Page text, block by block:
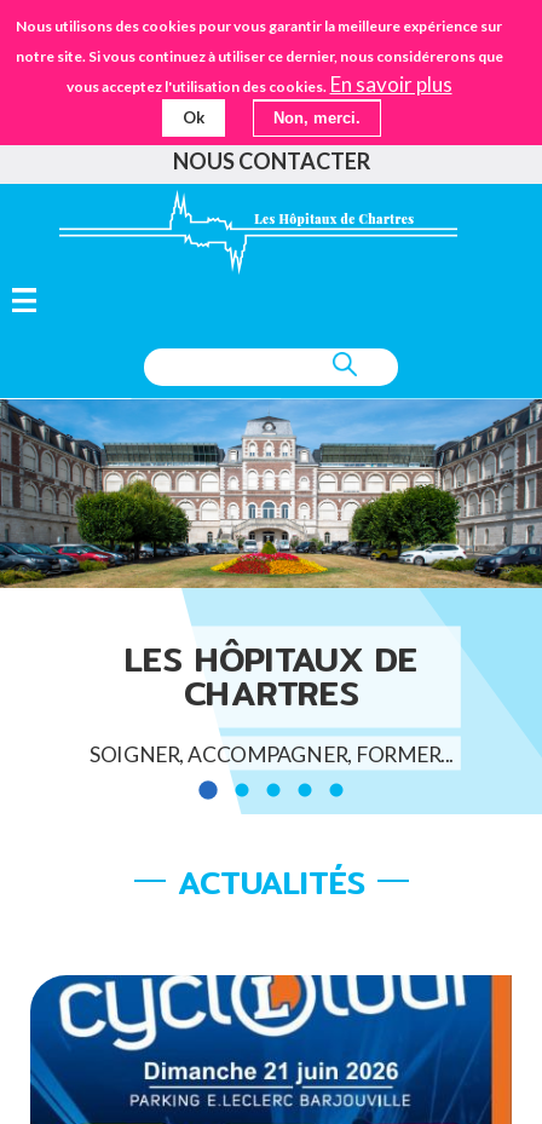
Nous utilisons des cookies pour vous garantir la meilleure expérience sur
notre site. Si vous continuez à utiliser ce dernier, nous considérerons que
vous acceptez l'utilisation des cookies. En savoir plus
Ok Non, merci.
Aller
au
contenu
principal
URGENCES STANDARD
02.37.30.30.30
IFSANTÉ CHARTRES
EHPAD
FAIRE UN DON
NOUS CONTACTER
Diaporama
Slide 1 of 5
LES HÔPITAUX DE
CHARTRES
SOIGNER, ACCOMPAGNER, FORMER...
ACTUALITÉS